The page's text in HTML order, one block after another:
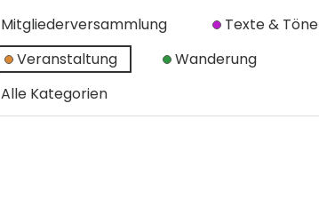
Mitgliederversammlung
Texte & Töne
Veranstaltung
Wanderung
Alle Kategorien